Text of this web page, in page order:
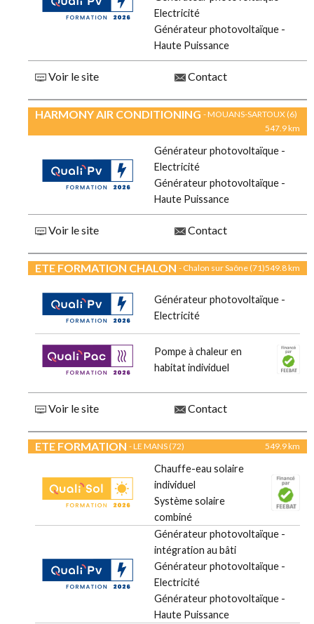
Electricité
Générateur photovoltaïque -
Haute Puissance
Voir le site Contact
HARMONY AIR CONDITIONING - MOUANS-SARTOUX (6)
547.9 km
Générateur photovoltaïque -
Electricité
Générateur photovoltaïque -
Haute Puissance
Voir le site Contact
ETE FORMATION CHALON - Chalon sur Saône (71)549.8 km
Générateur photovoltaïque -
Electricité
Pompe à chaleur en
habitat individuel
Voir le site Contact
ETE FORMATION - LE MANS (72) 549.9 km
Chauffe-eau solaire
individuel
Système solaire
combiné
Générateur photovoltaïque -
intégration au bâti
Générateur photovoltaïque -
Electricité
Générateur photovoltaïque -
Haute Puissance